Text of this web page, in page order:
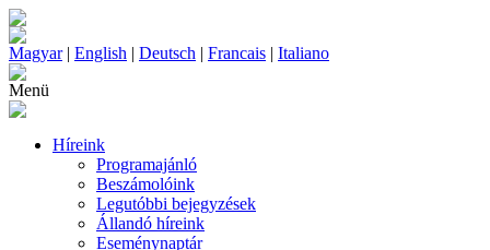
Magyar| English | Deutsch | Francais | Italiano
Menü
Híreink
Programajánló
Beszámolóink
Legutóbbi bejegyzések
Állandó híreink
Eseménynaptár